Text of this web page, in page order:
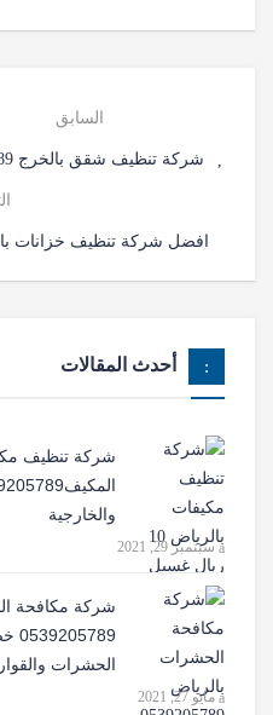
السابق
شركة تنظيف شقق بالخرج 0539205789
افضل شركة تنظيف خزانات بالخرج0539205789
أحدث المقالات
والخارجية
سبتمبر 29, 2021
شركة مكافحة
الحشرات
مايو 27, 2021